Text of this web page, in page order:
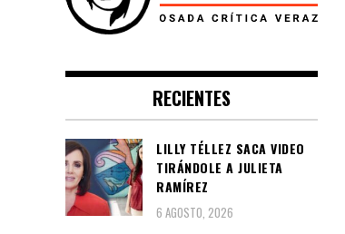
El Maldad
Música, Cine, TV, Series, Viral y
RECIENTES
LILLY TÉLLEZ SACA VIDEO
TIRÁNDOLE A JULIETA
RAMÍREZ
6 AGOSTO, 2026